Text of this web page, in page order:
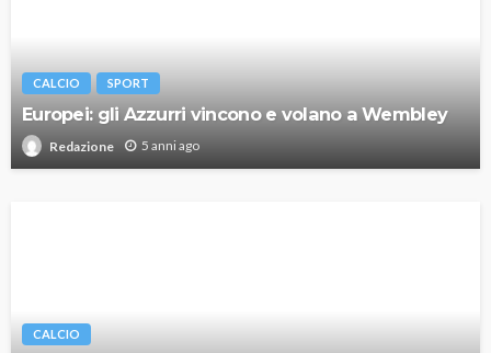
CALCIO SPORT
Europei: gli Azzurri vincono e volano a Wembley
Redazione 5 anni ago
CALCIO